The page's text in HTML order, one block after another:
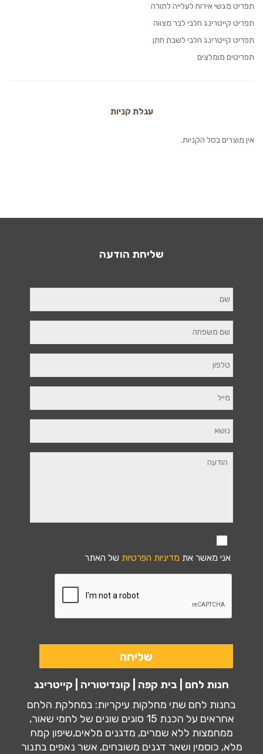
תפריט מגשי אירוח לעלייה לתורה
תפריט קייטרינג חלבי לבר מצווה
תפריט קייטרינג חלבי לשבת חתן
תפריטים מומלצים
עגלת קניות
אין מוצרים בסל הקניות.
שליחת הודעה
אני מאשר את מדיניות הפרטיות של האתר
חנות לחם | בית קפה | קונדיטוריה | קייטרינג
בחנות לחם שתי מחלקות עיקריות: במחלקת הלחם
אחראים על הכנת 15 סוגים שונים של לחמי שאור,
ממחמצות ללא שמרים, מדגנים מלאים,שיפון קמח
מלא, כוסמין ושאר דגנים משובחים, אשר נאפים בתנור